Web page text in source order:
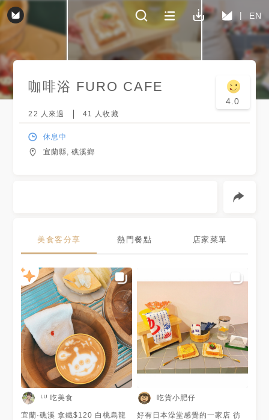
EN
咖啡浴 FURO CAFE
4.0
22 人來過 41 人收藏
休息中
宜蘭縣, 礁溪鄉
美食客分享 熱門餐點 店家菜單
ᴸᵁ 吃美食
宜蘭·礁溪 拿鐵$120 白桃烏龍
吃貨小肥仔
好有日本澡堂感覺的一家店 彷